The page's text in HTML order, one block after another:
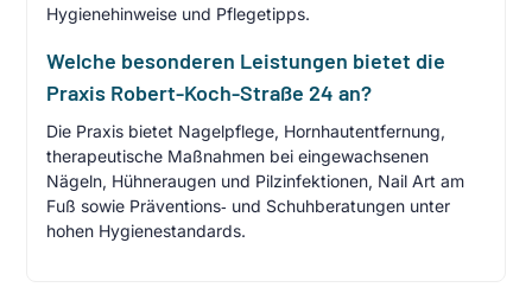
Hygienehinweise und Pflegetipps.
Welche besonderen Leistungen bietet die
Praxis Robert-Koch-Straße 24 an?
Die Praxis bietet Nagelpflege, Hornhautentfernung,
therapeutische Maßnahmen bei eingewachsenen
Nägeln, Hühneraugen und Pilzinfektionen, Nail Art am
Fuß sowie Präventions‑ und Schuhberatungen unter
hohen Hygienestandards.